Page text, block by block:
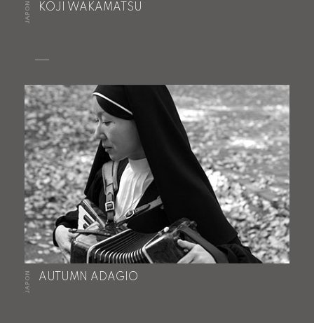
JAPON KOJI WAKAMATSU
JAPON AUTUMN ADAGIO